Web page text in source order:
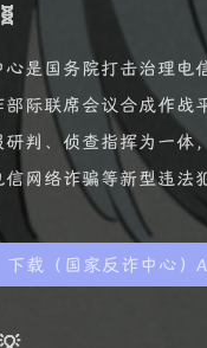
心是国务院打击治理电
部际联席会议合成作战
研判、侦查指挥为一体
信网络诈骗等新型违法
下载（国家反诈中心）